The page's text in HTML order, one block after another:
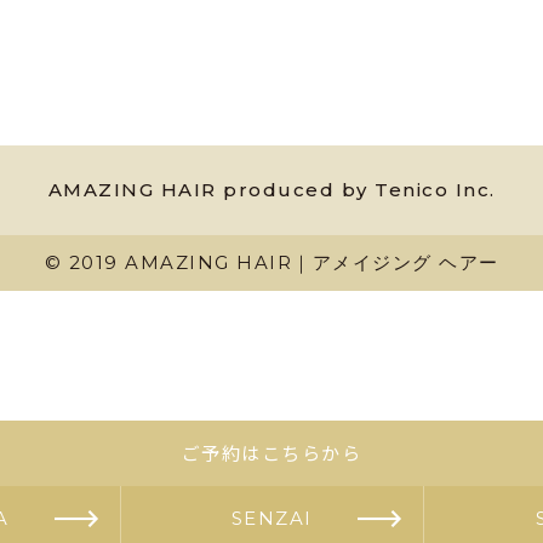
AMAZING HAIR produced by Tenico Inc.
© 2019 AMAZING HAIR｜アメイジング ヘアー
ご予約はこちらから
SENZAI